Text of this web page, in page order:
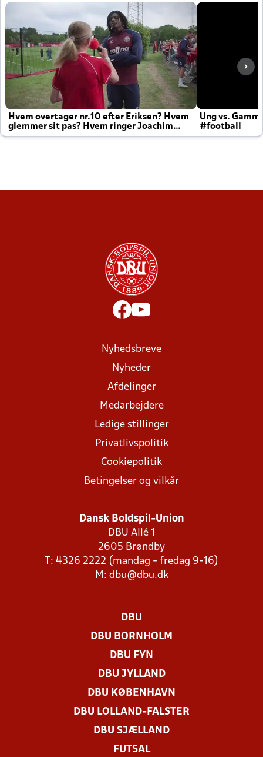
Hvem overtager nr.10 efter Eriksen? Hvem
glemmer sit pas? Hvem ringer Joachim
altid til efter kampe?
Ung vs.
#football
Nyhedsbreve
Nyheder
Afdelinger
Medarbejdere
Ledige stillinger
Privatlivspolitik
Cookiepolitik
Betingelser og vilkår
Dansk Boldspil-Union
DBU Allé 1
2605 Brøndby
T: 4326 2222 (mandag - fredag 9-16)
M: dbu@dbu.dk
DBU
DBU BORNHOLM
DBU FYN
DBU JYLLAND
DBU KØBENHAVN
DBU LOLLAND-FALSTER
DBU SJÆLLAND
FUTSAL